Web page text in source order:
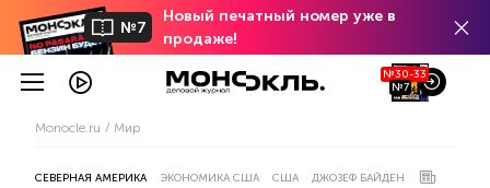
№7
Новый печатный номер уже в
продаже!
№30-33
№7
Monocle.ru Мир
СЕВЕРНАЯ АМЕРИКА ЭКОНОМИКА США США ДЖОЗЕФ БАЙДЕН